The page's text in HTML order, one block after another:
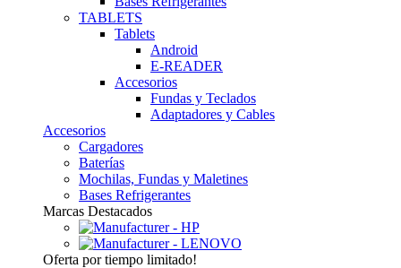
TABLETS
Tablets
Android
E-READER
Accesorios
Fundas y Teclados
Adaptadores y Cables
Accesorios
Cargadores
Baterías
Mochilas, Fundas y Maletines
Bases Refrigerantes
Marcas Destacados
Oferta por tiempo limitado!